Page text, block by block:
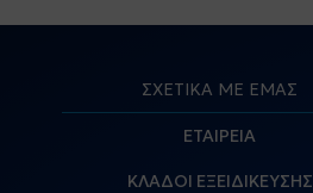
ΣΧΕΤΙΚΑ ΜΕ ΕΜΑΣ
ΕΤΑΙΡΕΙΑ
ΚΛΑΔΟΙ ΕΞΕΙΔΙΚΕΥΣΗΣ